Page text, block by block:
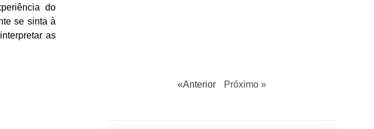
do
se sinta à
as
«Anterior Próximo »